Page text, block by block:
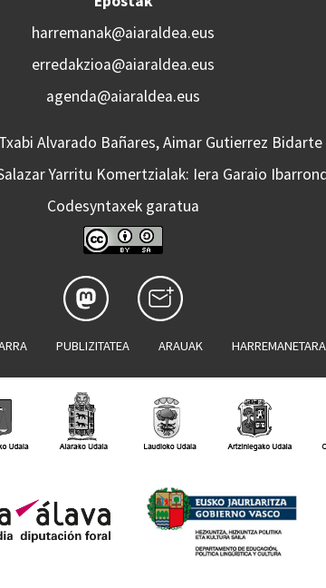
harremanak@aiaraldea.eus
erredakzioa@aiaraldea.eus
agenda@aiaraldea.eus
Alvarado Bañares, Aimar Gutierrez
Yarritu Komertzialak: Iera Garaio
Codesyntaxek garatua
PUBLIZITATEA ARAUAK